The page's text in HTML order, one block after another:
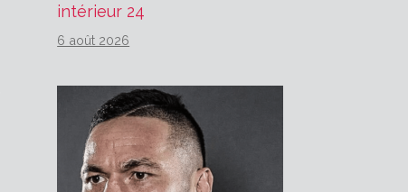
intérieur 24
6 août 2026